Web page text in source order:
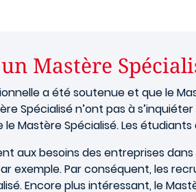
Mastère
a été soutenue et que le
Spécialisé n’ont pas à
le Mastère Spécialisé. Les
aux besoins des entreprises
exemple. Par conséquent, les
Encore plus intéressant, le